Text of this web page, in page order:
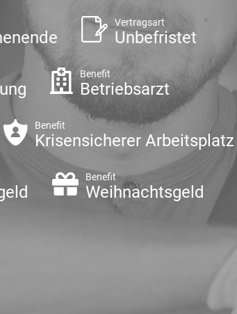
Vertragsart
Unbefristet
Benefit
Betriebsarzt
Benefit
Krisensicherer Arbeitsplatz
Benefit
Weihnachtsgeld